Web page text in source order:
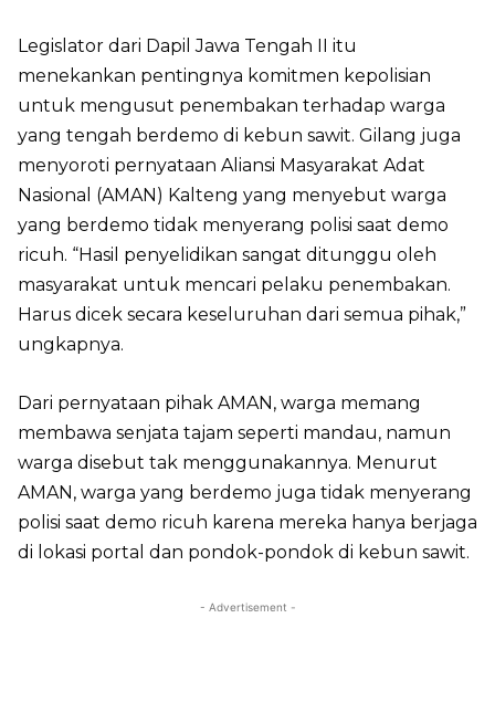
Legislator dari Dapil Jawa Tengah II itu
menekankan pentingnya komitmen kepolisian
untuk mengusut penembakan terhadap warga
yang tengah berdemo di kebun sawit. Gilang juga
menyoroti pernyataan Aliansi Masyarakat Adat
Nasional (AMAN) Kalteng yang menyebut warga
yang berdemo tidak menyerang polisi saat demo
ricuh. “Hasil penyelidikan sangat ditunggu oleh
masyarakat untuk mencari pelaku penembakan.
Harus dicek secara keseluruhan dari semua pihak,”
ungkapnya.
Dari pernyataan pihak AMAN, warga memang
membawa senjata tajam seperti mandau, namun
warga disebut tak menggunakannya. Menurut
AMAN, warga yang berdemo juga tidak menyerang
polisi saat demo ricuh karena mereka hanya berjaga
di lokasi portal dan pondok-pondok di kebun sawit.
- Advertisement -